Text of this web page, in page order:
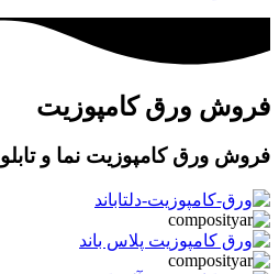
فروش ورق کامپوزیت
فروش ورق کامپوزیت نما و تابلو